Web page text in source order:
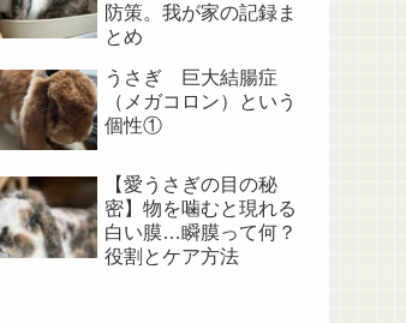
防策。我が家の記録ま
とめ
うさぎ 巨大結腸症
（メガコロン）という
個性①
【愛うさぎの目の秘
密】物を噛むと現れる
白い膜…瞬膜って何？
役割とケア方法